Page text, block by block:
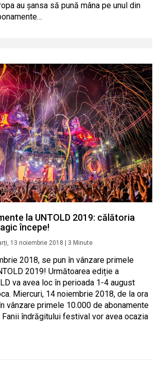
au șansa să pună mâna pe unul din
la UNTOLD 2019: călătoria
începe!
13 noiembrie 2018 3 Minute
2018, se pun în vânzare primele
2019! Următoarea ediție a
va avea loc în perioada 1-4 august
Miercuri, 14 noiembrie 2018, de la ora
vânzare primele 10.000 de abonamente
Fanii îndrăgitului festival vor avea ocazia